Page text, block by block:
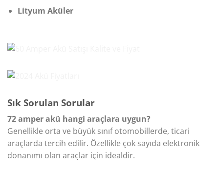
Lityum Aküler
Sık Sorulan Sorular
72 amper akü hangi araçlara uygun?
Genellikle orta ve büyük sınıf otomobillerde, ticari
araçlarda tercih edilir. Özellikle çok sayıda elektronik
donanımı olan araçlar için idealdir.